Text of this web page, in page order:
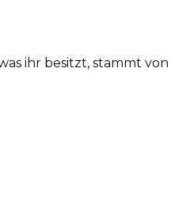
ihr besitzt, stammt von